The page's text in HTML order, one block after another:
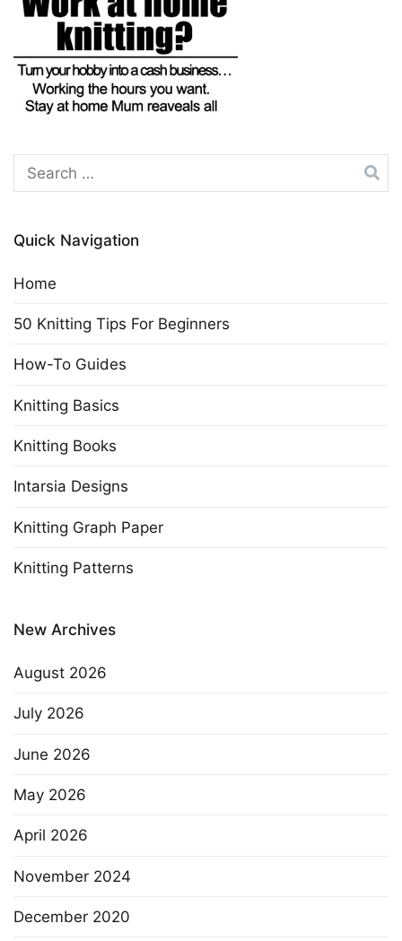
Search
for:
Quick Navigation
Home
50 Knitting Tips For Beginners
How-To Guides
Knitting Basics
Knitting Books
Intarsia Designs
Knitting Graph Paper
Knitting Patterns
New Archives
August 2026
July 2026
June 2026
May 2026
April 2026
November 2024
December 2020